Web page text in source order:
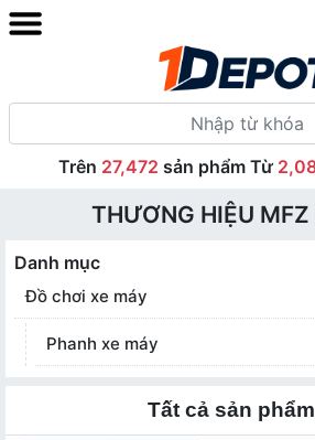
Trên 27,472 sản phẩm Từ
THƯƠNG HIỆU MFZ
Danh mục
Đồ chơi xe máy
Phanh xe máy
Tất cả sản